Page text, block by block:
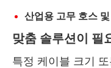
산업용 고무 호스
맞춤 솔루션이 필
특정 케이블 크기